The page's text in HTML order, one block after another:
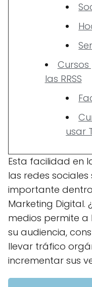
las RRSS
usar
Esta facilidad en
las redes
importante
Marketing Digital.
medios permite
su audiencia,
llevar tráfico
incrementar sus